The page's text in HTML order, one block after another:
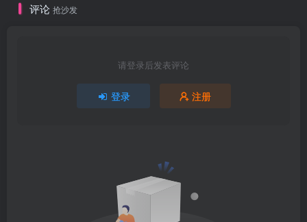
评论 抢沙发
请登录后发表评论
登录 注册